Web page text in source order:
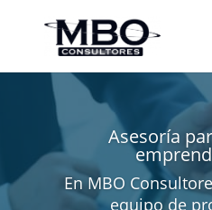
Asesoría
En MBO
equipo de